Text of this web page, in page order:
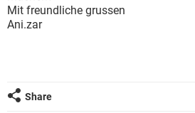
WHATSAPP
FACEBOOK
Mit freundliche grussen
Ani.zar
Share